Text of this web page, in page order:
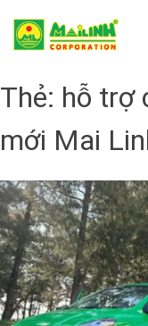
content
Thẻ: hỗ trợ
mới Mai